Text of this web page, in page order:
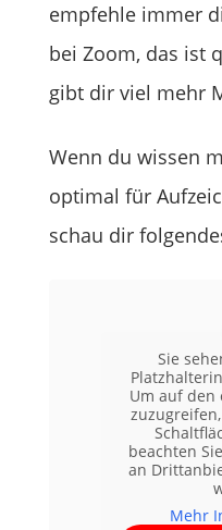
empfehle immer
bei Zoom, das ist
gibt dir viel mehr
Wenn du wissen
optimal für
schau dir
Sie
Um auf
beachten
an
Mehr